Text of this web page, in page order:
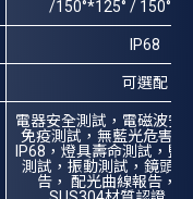
/150°*125° /
IP68
可選配
電器安全測試，電磁波安
免疫測試，無藍光危害測
IP68，燈具壽命測試，鹽
測試，振動測試，鏡頭
告， 配光曲線報告，